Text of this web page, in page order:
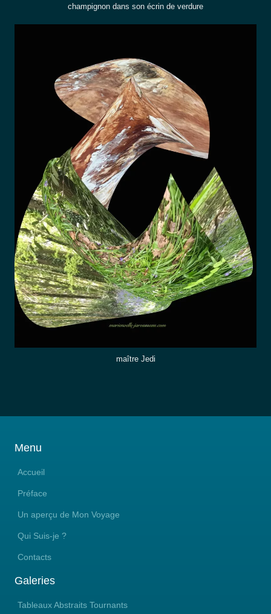
champignon dans son écrin de verdure
maître Jedi
Menu
Accueil
Préface
Un aperçu de Mon Voyage
Qui Suis-je ?
Contacts
Galeries
Tableaux Abstraits Tournants